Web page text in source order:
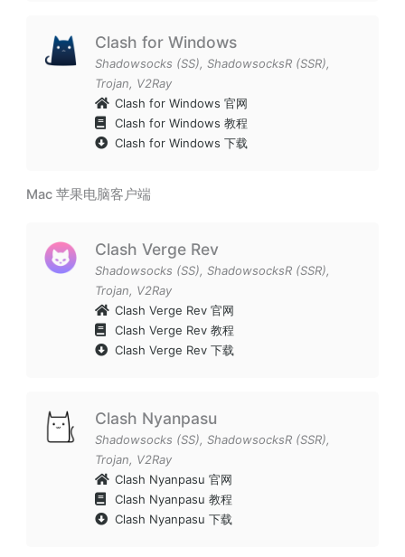
Clash for Windows
Shadowsocks (SS), ShadowsocksR (SSR),
Trojan, V2Ray
Clash for Windows 官网
Clash for Windows 教程
Clash for Windows 下载
Mac 苹果电脑客户端
Clash Verge Rev
Shadowsocks (SS), ShadowsocksR (SSR),
Trojan, V2Ray
Clash Verge Rev 官网
Clash Verge Rev 教程
Clash Verge Rev 下载
Clash Nyanpasu
Shadowsocks (SS), ShadowsocksR (SSR),
Trojan, V2Ray
Clash Nyanpasu 官网
Clash Nyanpasu 教程
Clash Nyanpasu 下载